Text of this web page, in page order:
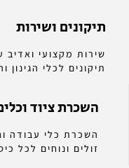
תיקונים ושירות
שירות מקצועי ואדיב
תיקונים לכלי הגינון
השכרת ציוד
השכרת כלי עבודה
זולים ונוחים לכל